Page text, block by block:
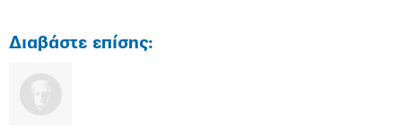
Διαβάστε επίσης: